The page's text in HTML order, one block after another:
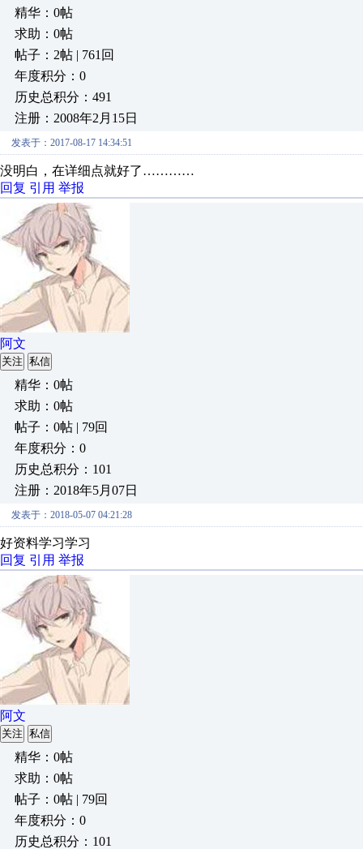
精华：0帖
求助：0帖
帖子：2帖 | 761回
年度积分：0
历史总积分：491
注册：2008年2月15日
发表于：2017-08-17 14:34:51
没明白，在详细点就好了…………
回复 引用 举报
阿文
关注 私信
精华：0帖
求助：0帖
帖子：0帖 | 79回
年度积分：0
历史总积分：101
注册：2018年5月07日
发表于：2018-05-07 04:21:28
好资料学习学习
回复 引用 举报
阿文
关注 私信
精华：0帖
求助：0帖
帖子：0帖 | 79回
年度积分：0
历史总积分：101